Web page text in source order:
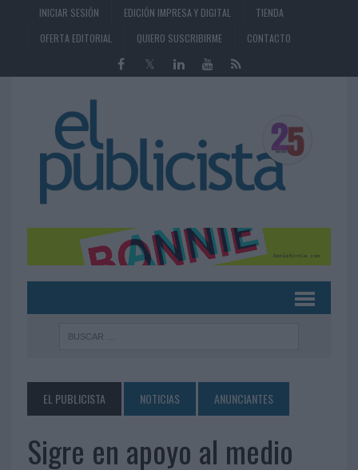
INICIAR SESIÓN EDICIÓN IMPRESA Y DIGITAL
TIENDA
OFERTA EDITORIAL
QUIERO SUSCRIBIRME CONTACTO
EL PUBLICISTA NOTICIAS ANUNCIANTES
Sigre en apoyo al medio